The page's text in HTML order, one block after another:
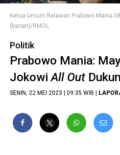
Ketua Umum Relawan Prabowo Mania
(kanan)/RMOL
Politik
Prabowo Mania:
JokowiAll Out
SENIN, 22 MEI 2023 | 09:35 WIB |